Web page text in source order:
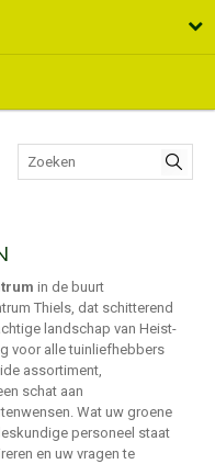
in de buurt
Thiels, dat schitterend
landschap van Heist-
voor alle tuinliefhebbers
assortiment,
schat aan
Wat uw groene
personeel staat
en uw vragen te